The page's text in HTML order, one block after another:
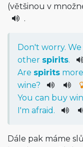
(většinou v
.
Don't worry. We
other spirits.
Are spirits more
wine?
You can buy
'm afraid .
Dále pak máme